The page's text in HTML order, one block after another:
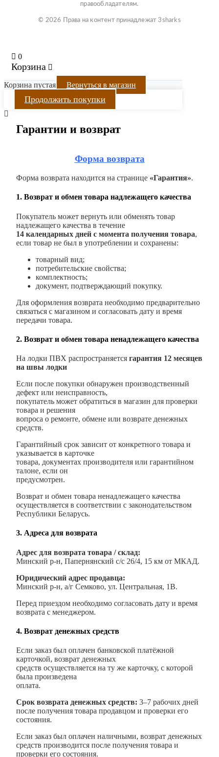
правообладателям.
© 2026 Права на контент принадлежат 3sharks
0
Корзина
Корзина пустая Вернуться в магазин
Продолжить покупки
Гарантии и возврат
Форма возврата
Форма возврата находится на странице «Гарантия».
1. Возврат и обмен товара надлежащего качества
Покупатель может вернуть или обменять товар
надлежащего качества в течение
14 календарных дней с момента получения товара,
если товар не был в употреблении и сохранены:
товарный вид;
потребительские свойства;
комплектность;
документ, подтверждающий покупку.
Для оформления возврата необходимо предварительно
связаться с магазином и согласовать дату и время
передачи товара.
2. Возврат и обмен товара ненадлежащего качества
На лодки ПВХ распространяется гарантия 12 месяцев
на швы лодки
Если после покупки обнаружен производственный
дефект или неисправность,
покупатель может обратиться в магазин для проверки
товара и решения
вопроса о ремонте, обмене или возврате денежных
средств.
Гарантийный срок зависит от конкретного товара и
указывается в карточке
товара, документах производителя или гарантийном
талоне, если он
предусмотрен.
Возврат и обмен товара ненадлежащего качества
осуществляется в соответствии с законодательством
Республики Беларусь.
3. Адреса для возврата
Адрес для возврата товара / склад:
Минский р-н, Папернянский с/с 26/4, 15 км от МКАД.
Юридический адрес продавца:
Минский р-н, а/г Семково, ул. Центральная, 1В.
Перед приездом необходимо согласовать дату и время
возврата с менеджером.
4. Возврат денежных средств
Если заказ был оплачен банковской платёжной
карточкой, возврат денежных
средств осуществляется на ту же карточку, с которой
была произведена
оплата.
Срок возврата денежных средств: 3–7 рабочих дней
после получения товара продавцом и проверки его
состояния.
Если заказ был оплачен наличными, возврат денежных
средств производится после получения товара и
проверки его состояния.